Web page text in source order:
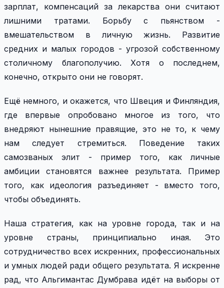
зарплат, компенсаций за лекарства они считают
лишними тратами. Борьбу с пьянством -
вмешательством в личную жизнь. Развитие
средних и малых городов - угрозой собственному
столичному благополучию. Хотя о последнем,
конечно, открыто они не говорят.
Ещё немного, и окажется, что Швеция и Финляндия,
где впервые опробовано многое из того, что
внедряют нынешние правящие, это не то, к чему
нам следует стремиться. Поведение таких
самозваных элит - пример того, как личные
амбиции становятся важнее результата. Пример
того, как идеология разъединяет - вместо того,
чтобы объединять.
Наша стратегия, как на уровне города, так и на
уровне страны, принципиально иная. Это
сотрудничество всех искренних, профессиональных
и умных людей ради общего результата. Я искренне
рад, что Альгимантас Думбрава идёт на выборы от